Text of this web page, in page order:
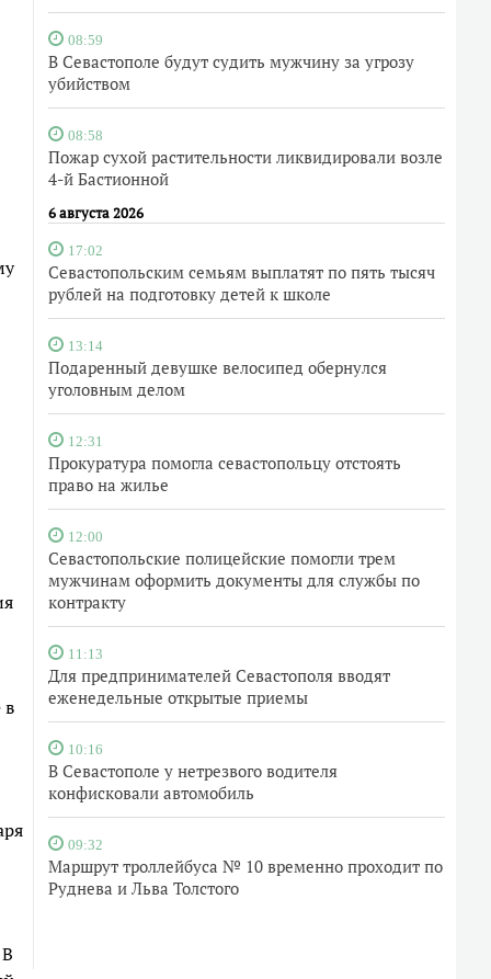
08:59
В Севастополе будут судить мужчину за угрозу
убийством
08:58
Пожар сухой растительности ликвидировали возле
4-й Бастионной
6 августа 2026
17:02
Севастопольским семьям выплатят по пять тысяч
рублей на подготовку детей к школе
13:14
Подаренный девушке велосипед обернулся
уголовным делом
12:31
Прокуратура помогла севастопольцу отстоять
право на жилье
12:00
Севастопольские полицейские помогли трем
мужчинам оформить документы для службы по
контракту
11:13
Для предпринимателей Севастополя вводят
еженедельные открытые приемы
10:16
В Севастополе у нетрезвого водителя
конфисковали автомобиль
09:32
Маршрут троллейбуса № 10 временно проходит по
Руднева и Льва Толстого
в